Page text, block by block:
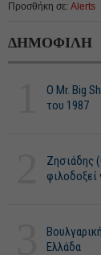
Προσθήκη σε: Alerts
ΔΗΜΟΦΙΛΗ
O Mr. Big
του 1987
Ζησιάδης
φιλοδοξεί
Ελλάδα